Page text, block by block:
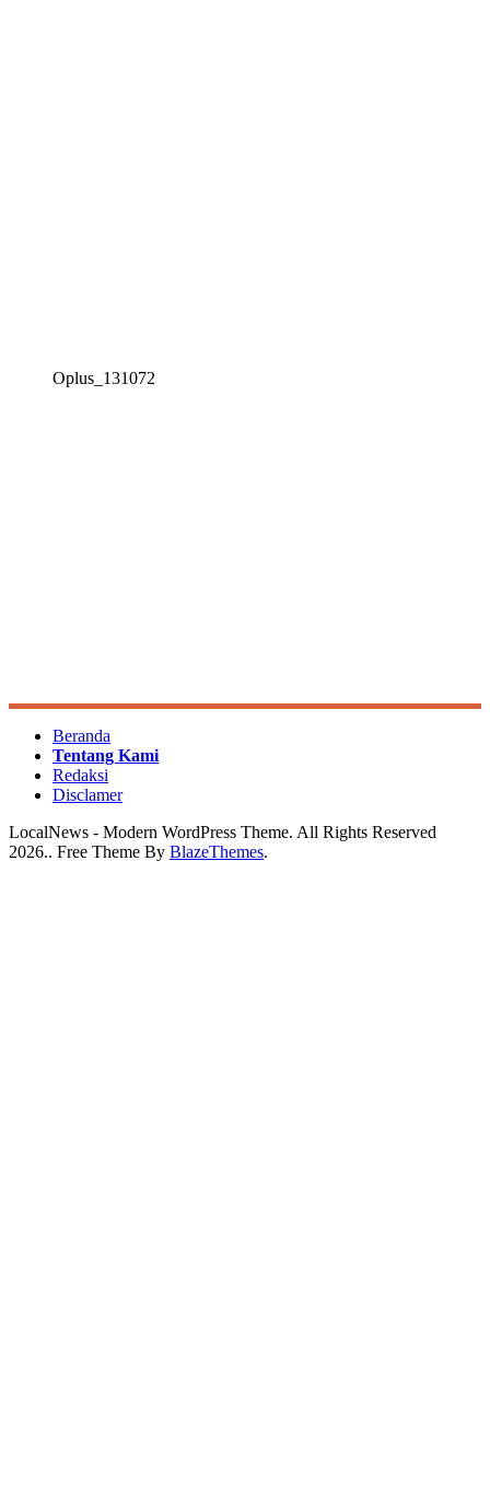
Oplus_131072
Beranda
Tentang Kami
Redaksi
Disclamer
LocalNews - Modern WordPress Theme. All Rights Reserved
2026.. Free Theme By BlazeThemes.